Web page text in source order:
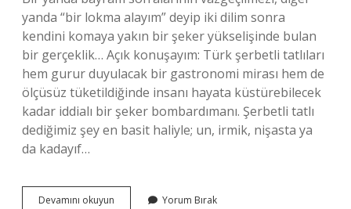
yanda “bir lokma alayım” deyip iki dilim sonra
kendini komaya yakın bir şeker yükselişinde bulan
bir gerçeklik… Açık konuşayım: Türk şerbetli tatlıları
hem gurur duyulacak bir gastronomi mirası hem de
ölçüsüz tüketildiğinde insanı hayata küstürebilecek
kadar iddialı bir şeker bombardımanı. Şerbetli tatlı
dediğimiz şey en basit haliyle; un, irmik, nişasta ya
da kadayıf…
Devamını okuyun Yorum Bırak